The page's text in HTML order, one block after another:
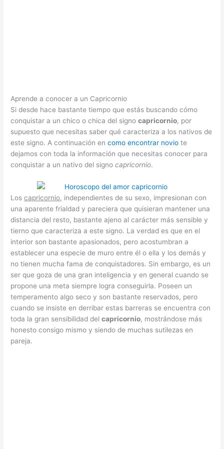
Aprende a conocer a un Capricornio
Si desde hace bastante tiempo que estás buscando cómo
conquistar a un chico o chica del signocapricornio, por
supuesto que necesitas saber qué caracteriza a los nativos de
este signo. A continuación encomo encontrar novio te
dejamos con toda la información que necesitas conocer para
conquistar a un nativo del signocapricornio.
Loscapricornio, independientes de su sexo, impresionan con
una aparente frialdad y pareciera que quisieran mantener una
distancia del resto, bastante ajeno al carácter más sensible y
tierno que caracteriza a este signo. La verdad es que en el
interior son bastante apasionados, pero acostumbran a
establecer una especie de muro entre él o ella y los demás y
no tienen mucha fama de conquistadores. Sin embargo, es un
ser que goza de una gran inteligencia y en general cuando se
propone una meta siempre logra conseguirla. Poseen un
temperamento algo seco y son bastante reservados, pero
cuando se insiste en derribar estas barreras se encuentra con
toda la gran sensibilidad delcapricornio, mostrándose más
honesto consigo mismo y siendo de muchas sutilezas en
pareja.